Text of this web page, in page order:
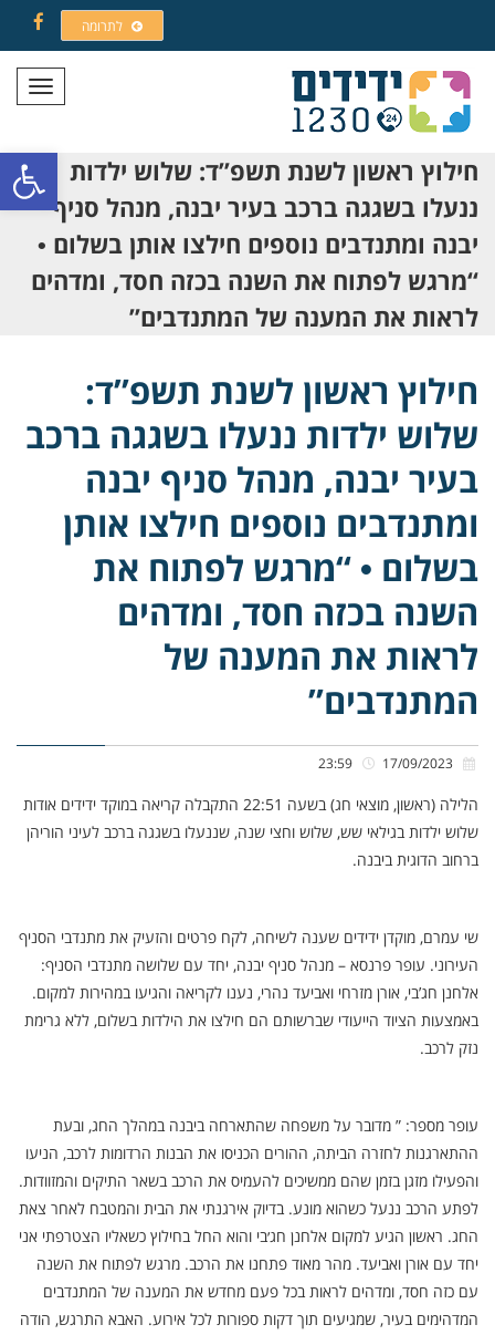
פתח
לתרומה
תפריט
חילוץ ראשון לשנת תשפ”ד: שלוש ילדות
ננעלו בשגגה ברכב בעיר יבנה, מנהל סניף
יבנה ומתנדבים נוספים חילצו אותן בשלום •
“מרגש לפתוח את השנה בכזה חסד, ומדהים
לראות את המענה של המתנדבים”
חילוץ ראשון לשנת תשפ”ד:
שלוש ילדות ננעלו בשגגה ברכב
בעיר יבנה, מנהל סניף יבנה
ומתנדבים נוספים חילצו אותן
בשלום • “מרגש לפתוח את
השנה בכזה חסד, ומדהים
לראות את המענה של
המתנדבים”
הלילה (ראשון, מוצאי חג) בשעה 22:51 התקבלה קריאה במוקד ידידים אודות
שלוש ילדות בגילאי שש, שלוש וחצי שנה, שננעלו בשגגה ברכב לעיני הוריהן
ברחוב הדוגית ביבנה.
שי עמרם, מוקדן ידידים שענה לשיחה, לקח פרטים והזעיק את מתנדבי הסניף
העירוני. עופר פרנסא – מנהל סניף יבנה, יחד עם שלושה מתנדבי הסניף:
אלחנן חג’בי, אורן מזרחי ואביעד נהרי, נענו לקריאה והגיעו במהירות למקום.
באמצעות הציוד הייעודי שברשותם הם חילצו את הילדות בשלום, ללא גרימת
נזק לרכב.
עופר מספר: ” מדובר על משפחה שהתארחה ביבנה במהלך החג, ובעת
ההתארגנות לחזרה הביתה, ההורים הכניסו את הבנות הרדומות לרכב, הניעו
והפעילו מזגן בזמן שהם ממשיכים להעמיס את הרכב בשאר התיקים והמזוודות.
לפתע הרכב ננעל כשהוא מונע. בדיוק אירגנתי את הבית והמטבח לאחר צאת
החג. ראשון הגיע למקום אלחנן חג׳בי והוא החל בחילוץ כשאליו הצטרפתי אני
יחד עם אורן ואביעד. מהר מאוד פתחנו את הרכב. מרגש לפתוח את השנה
עם כזה חסד, ומדהים לראות בכל פעם מחדש את המענה של המתנדבים
המדהימים בעיר, שמגיעים תוך דקות ספורות לכל אירוע. האבא התרגש, הודה